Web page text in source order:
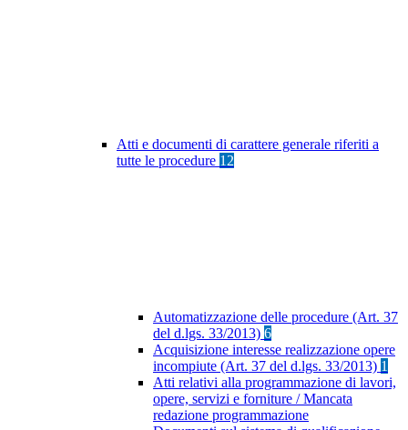
Atti e documenti di carattere generale riferiti a
tutte le procedure 12
Automatizzazione delle procedure (Art. 37
del d.lgs. 33/2013) 6
Acquisizione interesse realizzazione opere
incompiute (Art. 37 del d.lgs. 33/2013) 1
Atti relativi alla programmazione di lavori,
opere, servizi e forniture / Mancata
redazione programmazione